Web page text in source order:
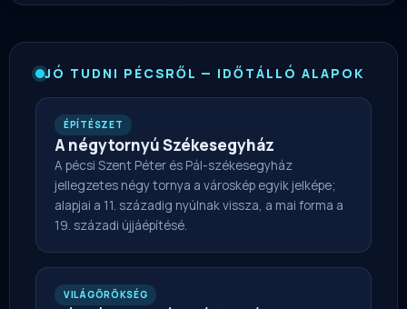
JÓ TUDNI PÉCSRŐL — IDŐTÁLLÓ ALAPOK
ÉPÍTÉSZET
A négytornyú Székesegyház
A pécsi Szent Péter és Pál-székesegyház
jellegzetes négy tornya a városkép egyik jelképe;
alapjai a 11. századig nyúlnak vissza, a mai forma a
19. századi újjáépítésé.
VILÁGÖRÖKSÉG